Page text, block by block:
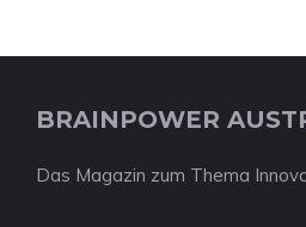
BRAINPOWER
Das Magazin zum Thema